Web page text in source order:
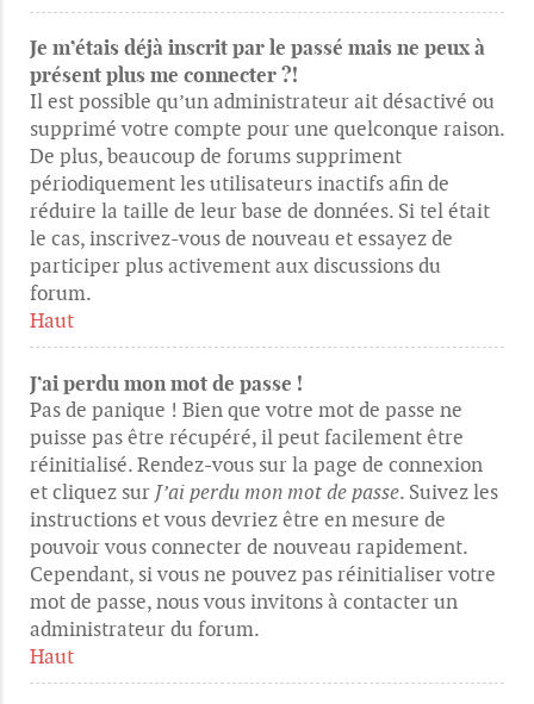
Je m’étais déjà inscrit par le passé mais ne peux à
présent plus me connecter ?!
Il est possible qu’un administrateur ait désactivé ou
supprimé votre compte pour une quelconque raison.
De plus, beaucoup de forums suppriment
périodiquement les utilisateurs inactifs afin de
réduire la taille de leur base de données. Si tel était
le cas, inscrivez-vous de nouveau et essayez de
participer plus activement aux discussions du
forum.
Haut
J’ai perdu mon mot de passe !
Pas de panique ! Bien que votre mot de passe ne
puisse pas être récupéré, il peut facilement être
réinitialisé. Rendez-vous sur la page de connexion
et cliquez sur J’ai perdu mon mot de passe. Suivez les
instructions et vous devriez être en mesure de
pouvoir vous connecter de nouveau rapidement.
Cependant, si vous ne pouvez pas réinitialiser votre
mot de passe, nous vous invitons à contacter un
administrateur du forum.
Haut